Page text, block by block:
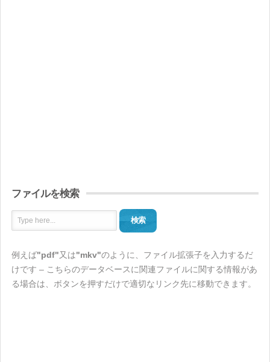
ファイルを検索
検索
例えば"pdf"又は"mkv"のように、ファイル拡張子を入力するだ
けです – こちらのデータベースに関連ファイルに関する情報があ
る場合は、ボタンを押すだけで適切なリンク先に移動できます。